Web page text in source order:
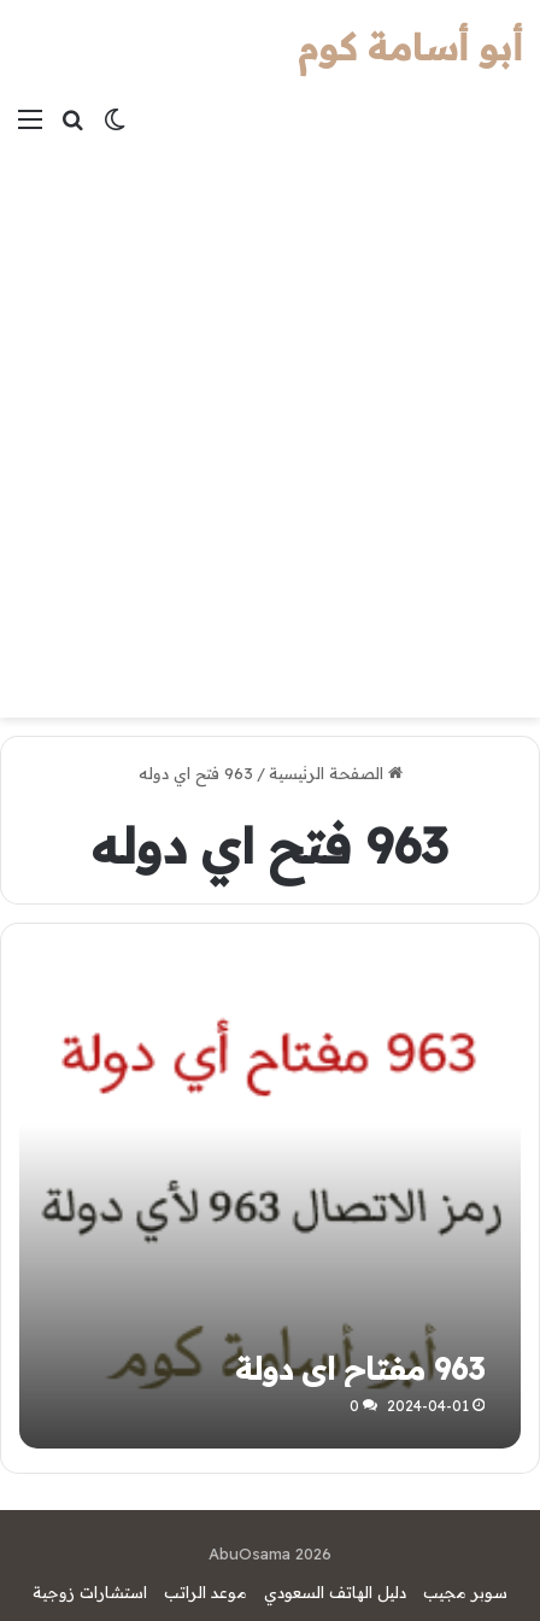
بحثالوضع
أبو أسامة كوم
الصفحة الرئيسية / 963 فتح اي دوله
963 فتح اي دوله
963 مفتاح اي دولة
2024-04-01
0
AbuOsama 2026
سوبر مجيب
دليل الهاتف السعودي موعد الراتب استشارات زوجية